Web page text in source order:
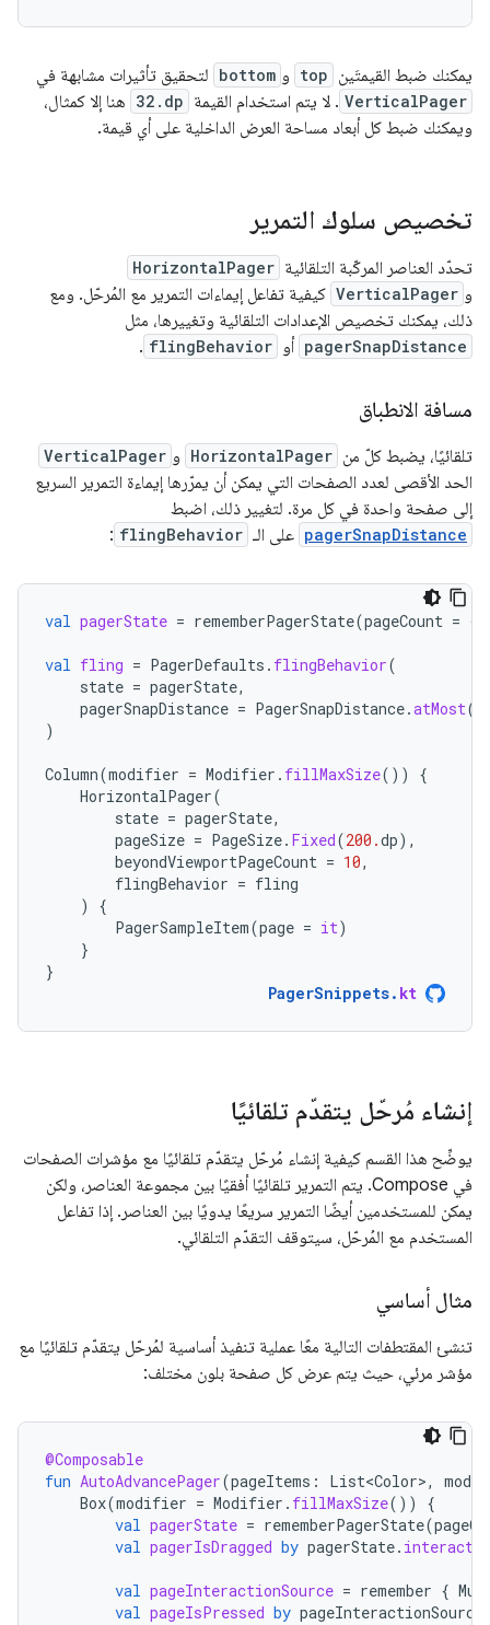
يمكنك ضبط القيمتَين top و bottom لتحقيق تأثيرات مشابهة في
VerticalPager . لا يتم استخدام القيمة 32.dp هنا إلا كمثال،
ويمكنك ضبط كل أبعاد مساحة العرض الداخلية على أي قيمة.
تخصيص سلوك التمرير
تحدّد العناصر المركّبة التلقائية HorizontalPager
و VerticalPager كيفية تفاعل إيماءات التمرير مع المُرحّل. ومع
ذلك، يمكنك تخصيص الإعدادات التلقائية وتغييرها، مثل
pagerSnapDistance أو flingBehavior
.
مسافة الانطباق
تلقائيًا، يضبط كلّ من HorizontalPager و VerticalPager
الحد الأقصى لعدد الصفحات التي يمكن أن يمرّرها إيماءة التمرير السريع
إلى صفحة واحدة في كل مرة. لتغيير ذلك، اضبط
pagerSnapDistance على الـ flingBehavior
:
val pagerState = rememberPagerState(pageCount = {
val fling = PagerDefaults . flingBehavior(
state = pagerState,
pagerSnapDistance = PagerSnapDistance.atMost(
)
Column(modifier = Modifier . fillMaxSize())
{
HorizontalPager(
state = pagerState,
pageSize = PageSize. Fixed(200.dp),
beyondViewportPageCount = 10,
flingBehavior = fling
)
{
PagerSampleItem(page = it)
}
}
PagerSnippets. kt
إنشاء مُرحّل يتقدّم تلقائيًا
يوضِّح هذا القسم كيفية إنشاء مُرحّل يتقدّم تلقائيًا مع مؤشرات الصفحات
في Compose. يتم التمرير تلقائيًا أفقيًا بين مجموعة العناصر، ولكن
يمكن للمستخدمين أيضًا التمرير سريعًا يدويًا بين العناصر. إذا تفاعل
المستخدم مع المُرحّل، سيتوقف التقدّم التلقائي.
مثال أساسي
تنشئ المقتطفات التالية معًا عملية تنفيذ أساسية لمُرحّل يتقدّم تلقائيًا مع
مؤشر مرئي، حيث يتم عرض كل صفحة بلون مختلف:
@Composable
fun AutoAdvancePager(pageItems : List<Color>,
Box(modifier = Modifier . fillMaxSize())
{
val pagerState = rememberPagerState(
val pagerIsDragged by pagerState.
val pageInteractionSource = remember {
val pageIsPressed by pageInteractionSource